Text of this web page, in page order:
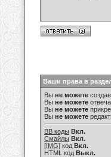
Ваши права в
Вы не можете
Вы не можете
Вы не можете
Вы не можете
BB коды Вкл.
Смайлы Вкл.
[IMG] код Вкл.
HTML код Выкл.